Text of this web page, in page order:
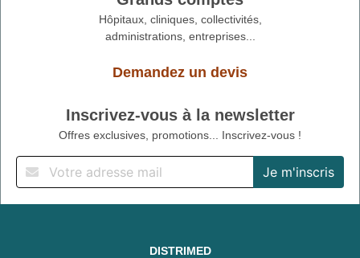
Hôpitaux, cliniques, collectivités,
administrations, entreprises...
Demandez un devis
Inscrivez-vous à la newsletter
Offres exclusives, promotions... Inscrivez-vous !
DISTRIMED